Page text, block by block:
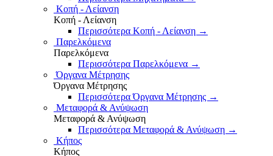
Κοπή - Λείανση
Κοπή - Λείανση
Περισσότερα Κοπή - Λείανση →
Παρελκόμενα
Παρελκόμενα
Περισσότερα Παρελκόμενα →
Όργανα Μέτρησης
Όργανα Μέτρησης
Περισσότερα Όργανα Μέτρησης →
Μεταφορά & Ανύψωση
Μεταφορά & Ανύψωση
Περισσότερα Μεταφορά & Ανύψωση →
Κήπος
Κήπος